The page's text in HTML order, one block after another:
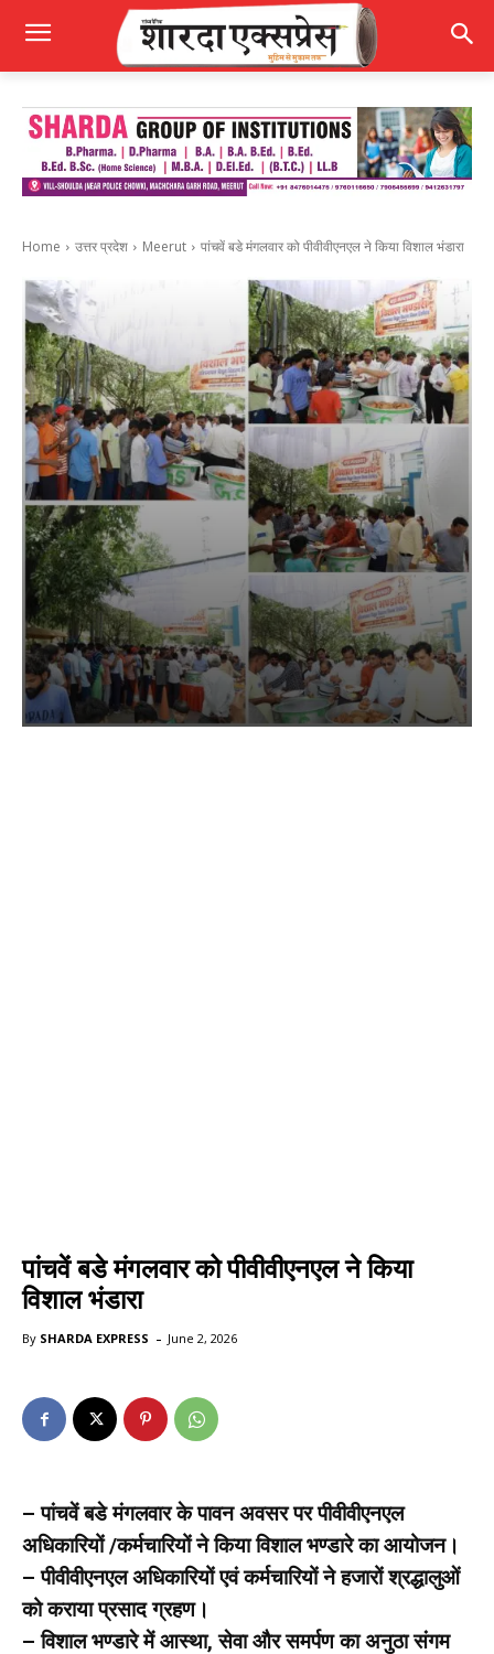
Home उत्तर प्रदेश Meerut पांचवें बडे मंगलवार को पीवीवीएनएल ने किया विशाल भंडारा
पांचवें बडे मंगलवार को पीवीवीएनएल ने किया
विशाल भंडारा
By SHARDA EXPRESS - June 2, 2026
– पांचवें बडे मंगलवार के पावन अवसर पर पीवीवीएनएल
अधिकारियों /कर्मचारियों ने किया विशाल भण्डारे का आयोजन।
– पीवीवीएनएल अधिकारियों एवं कर्मचारियों ने हजारों श्रद्धालुओं
को कराया प्रसाद ग्रहण।
– विशाल भण्डारे में आस्था, सेवा और समर्पण का अनुठा संगम